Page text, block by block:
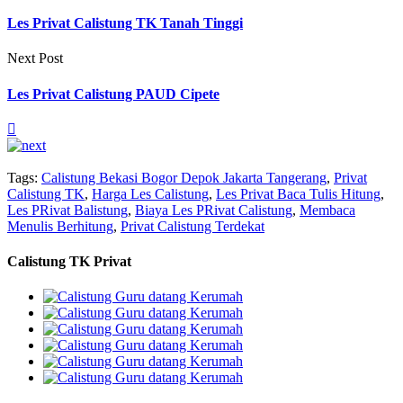
Les Privat Calistung TK Tanah Tinggi
Next Post
Les Privat Calistung PAUD Cipete
Tags: Calistung Bekasi Bogor Depok Jakarta Tangerang, Privat
Calistung TK, Harga Les Calistung, Les Privat Baca Tulis Hitung,
Les PRivat Balistung, Biaya Les PRivat Calistung, Membaca
Menulis Berhitung, Privat Calistung Terdekat
Calistung TK Privat